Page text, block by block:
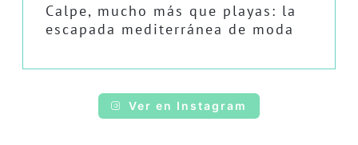
Calpe, mucho más que playas: la
escapada mediterránea de moda
Ver en Instagram